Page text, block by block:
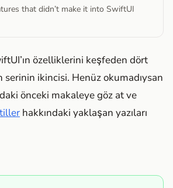
that didn’t make it into SwiftUI
özelliklerini keşfeden dört
ikincisi. Henüz okumadıysan
önceki makaleye göz at ve
hakkındaki yaklaşan yazıları